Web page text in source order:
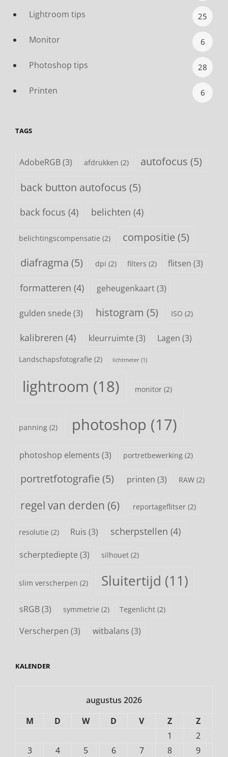
Lightroom tips 25
Monitor 6
Photoshop tips 28
Printen 6
TAGS
AdobeRGB(3) afdrukken (2) autofocus (5)
back button autofocus (5)
back focus (4) belichten (4)
belichtingscompensatie (2) compositie (5)
diafragma (5) dpi (2) filters (2) flitsen (3)
formatteren (4) geheugenkaart(3)
gulden snede (3) histogram (5) ISO (2)
kalibreren (4) kleurruimte (3) Lagen (3)
Landschapsfotografie (2) lichtmeter(1)
lightroom (18) monitor (2)
panning (2) photoshop (17)
photoshop elements (3) portretbewerking(2)
portretfotografie (5) printen (3) RAW(2)
regel van derden (6) reportageflitser(2)
resolutie (2) Ruis (3) scherpstellen (4)
scherptediepte (3) silhouet(2)
slim verscherpen (2) Sluitertijd (11)
sRGB(3) symmetrie (2) Tegenlicht (2)
Verscherpen (3) witbalans (3)
KALENDER
augustus 2026
M
D W D V Z
Z
1
2
3
4 5 6 7 8
9